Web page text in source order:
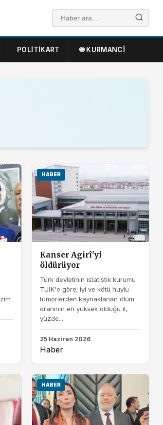
POLITIKART 🌐 KURMANCÎ
HABER
Kanser Agirî'yi
öldürüyor
Türk devletinin istatistik kurumu
TÜİK'e göre; iyi ve kötü huylu
tümörlerden kaynaklanan ölüm
oranının en yüksek olduğu il,
yüzde...
25 Haziran 2026
Haber
HABER